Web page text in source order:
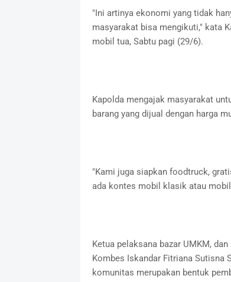
"Ini artinya ekonomi yang tidak
masyarakat bisa mengikuti," kata
mobil tua, Sabtu pagi (29/6).
Kapolda mengajak masyarakat
barang yang dijual dengan harga
"Kami juga siapkan foodtruck,
ada kontes mobil klasik atau
Ketua pelaksana bazar UMKM,
Kombes Iskandar Fitriana Sutisna
komunitas merupakan bentuk